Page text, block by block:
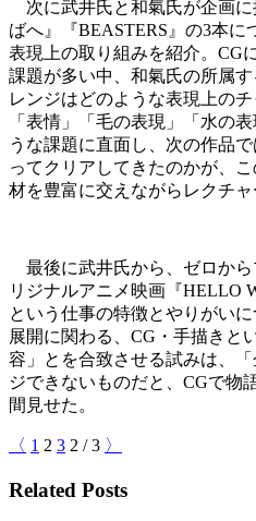
次に武井氏と和氣氏が企画
ばへ』『BEASTERS』の3本に
表現上の取り組みを紹介。CG
課題が多い中、和氣氏の所属
レンジはどのような表現上の
「表情」「毛の表現」「水の
うな課題に直面し、次の作品
ってクリアしてきたのかが、
材を豊富に交えながらレクチャ
最後に武井氏から、ゼロか
リジナルアニメ映画『HELLO
という仕事の特徴とやりがい
展開に関わる、CG・手描きと
容」とを合致させる試みは、
ジできないものだと、CGで物
間見せた。
〈 1 2 3 2 /3 〉
Related Posts